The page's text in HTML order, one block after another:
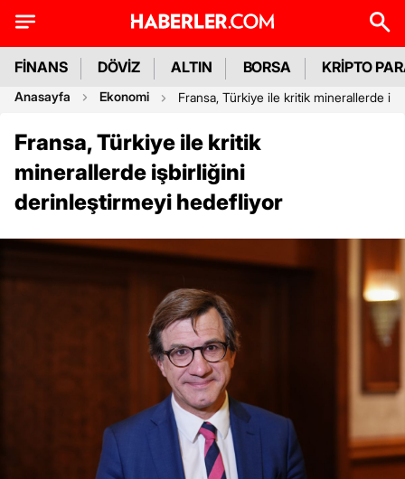
FİNANS DÖVİZ ALTIN BORSA KRİPTO
Anasayfa Ekonomi Fransa, Türkiye ile kritik minerallerde
Fransa, Türkiye ile kritik
minerallerde işbirliğini
derinleştirmeyi hedefliyor